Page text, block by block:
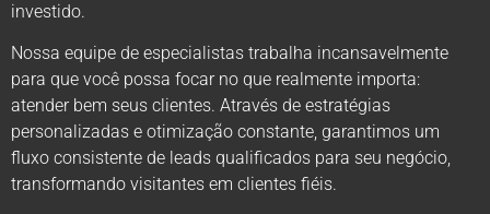
investido.
Nossa equipe de especialistas trabalha incansavelmente
para que você possa focar no que realmente importa:
atender bem seus clientes. Através de estratégias
personalizadas e otimização constante, garantimos um
fluxo consistente de leads qualificados para seu negócio,
transformando visitantes em clientes fiéis.